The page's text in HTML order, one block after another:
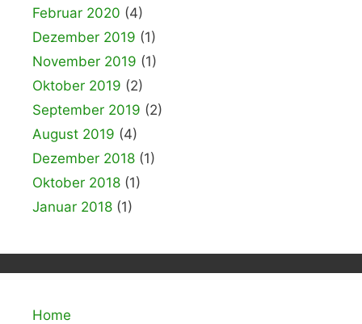
Februar 2020 (4)
Dezember 2019 (1)
November 2019 (1)
Oktober 2019 (2)
September 2019 (2)
August 2019 (4)
Dezember 2018 (1)
Oktober 2018 (1)
Januar 2018 (1)
Home